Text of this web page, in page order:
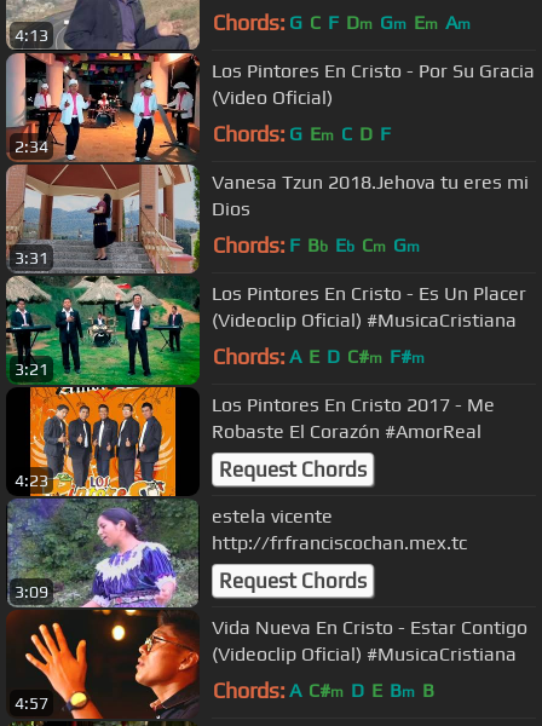
4:13 Chords: G C F Dm Gm Em Am
2:34
Los Pintores En Cristo - Por Su Gracia
(Video Oficial)
Chords: G Em C D F
3:31
Vanesa Tzun 2018.Jehova tu eres mi
Dios
Chords: F Bb Eb Cm Gm
3:21
Los Pintores En Cristo - Es Un Placer
(Videoclip Oficial) #MusicaCristiana
Chords: A E D C#m F#m
4:23
Los Pintores En Cristo 2017 - Me
Robaste El Corazón #AmorReal
Request Chords
3:09
estela vicente
http://frfranciscochan.mex.tc
Request Chords
4:57
Vida Nueva En Cristo - Estar Contigo
(Videoclip Oficial) #MusicaCristiana
Chords: A C#m D E Bm B